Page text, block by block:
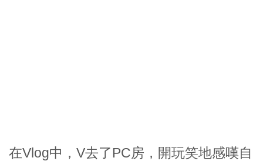
在Vlog中，V去了PC房，開玩笑地感嘆自